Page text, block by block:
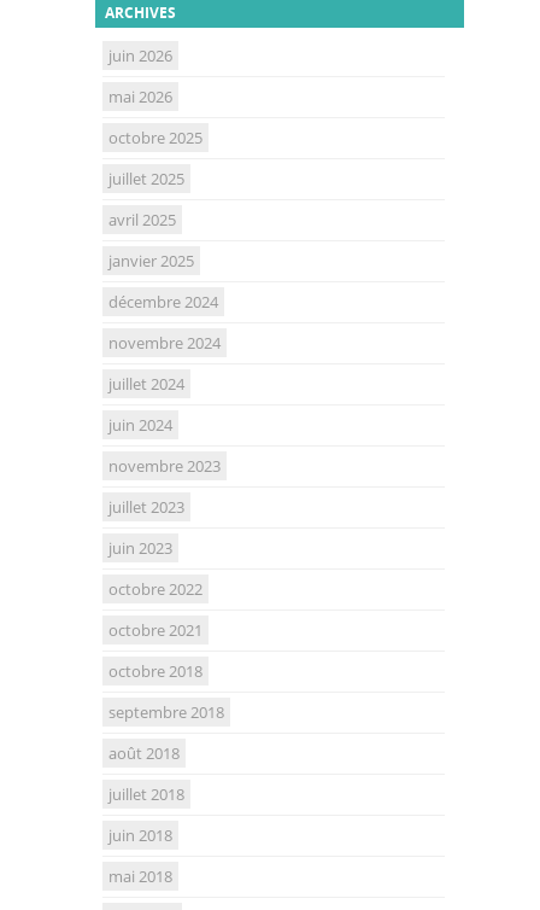
ARCHIVES
juin 2026
mai 2026
octobre 2025
juillet 2025
avril 2025
janvier 2025
décembre 2024
novembre 2024
juillet 2024
juin 2024
novembre 2023
juillet 2023
juin 2023
octobre 2022
octobre 2021
octobre 2018
septembre 2018
août 2018
juillet 2018
juin 2018
mai 2018